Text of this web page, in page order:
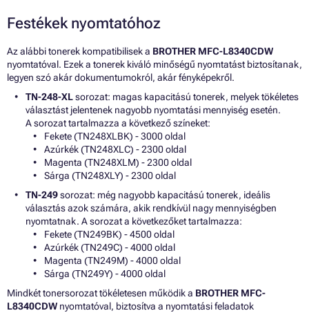
Festékek nyomtatóhoz
Az alábbi tonerek kompatibilisek a BROTHER MFC-L8340CDW
nyomtatóval. Ezek a tonerek kiváló minőségű nyomtatást biztosítanak,
legyen szó akár dokumentumokról, akár fényképekről.
TN-248-XLsorozat: magas kapacitású tonerek, melyek tökéletes
választást jelentenek nagyobb nyomtatási mennyiség esetén.
A sorozat tartalmazza a következő színeket:
Fekete (TN248XLBK) - 3000 oldal
Azúrkék (TN248XLC) - 2300 oldal
Magenta (TN248XLM) - 2300 oldal
Sárga (TN248XLY) - 2300 oldal
TN-249sorozat: még nagyobb kapacitású tonerek, ideális
választás azok számára, akik rendkívül nagy mennyiségben
nyomtatnak. A sorozat a következőket tartalmazza:
Fekete (TN249BK) - 4500 oldal
Azúrkék (TN249C) - 4000 oldal
Magenta (TN249M) - 4000 oldal
Sárga (TN249Y) - 4000 oldal
Mindkét tonersorozat tökéletesen működik a BROTHER MFC-
L8340CDW nyomtatóval, biztosítva a nyomtatási feladatok